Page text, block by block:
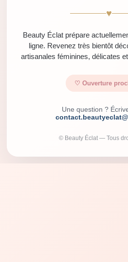
♥
Beauty Éclat prépare
ligne. Revenez très bientôt
artisanales féminines, délicates
♡ Ouverture
Une question ?
© Beauty Éclat — Tous